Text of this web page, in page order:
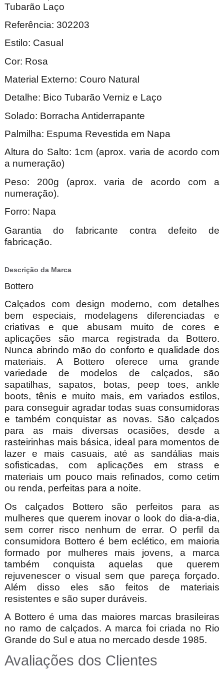
Tubarão Laço
Referência: 302203
Estilo: Casual
Cor: Rosa
Material Externo: Couro Natural
Detalhe: Bico Tubarão Verniz e Laço
Solado: Borracha Antiderrapante
Palmilha: Espuma Revestida em Napa
Altura do Salto: 1cm (aprox. varia de acordo com
a numeração)
Peso: 200g (aprox. varia de acordo com a
numeração).
Forro: Napa
Garantia do fabricante contra defeito de
fabricação.
Descrição da Marca
Bottero
Calçados com design moderno, com detalhes
bem especiais, modelagens diferenciadas e
criativas e que abusam muito de cores e
aplicações são marca registrada da Bottero.
Nunca abrindo mão do conforto e qualidade dos
materiais. A Bottero oferece uma grande
variedade de modelos de calçados, são
sapatilhas, sapatos, botas, peep toes, ankle
boots, tênis e muito mais, em variados estilos,
para conseguir agradar todas suas consumidoras
e também conquistar as novas. São calçados
para as mais diversas ocasiões, desde a
rasteirinhas mais básica, ideal para momentos de
lazer e mais casuais, até as sandálias mais
sofisticadas, com aplicações em strass e
materiais um pouco mais refinados, como cetim
ou renda, perfeitas para a noite.
Os calçados Bottero são perfeitos para as
mulheres que querem inovar o look do dia-a-dia,
sem correr risco nenhum de errar. O perfil da
consumidora Bottero é bem eclético, em maioria
formado por mulheres mais jovens, a marca
também conquista aquelas que querem
rejuvenescer o visual sem que pareça forçado.
Além disso eles são feitos de materiais
resistentes e são super duráveis.
A Bottero é uma das maiores marcas brasileiras
no ramo de calçados. A marca foi criada no Rio
Grande do Sul e atua no mercado desde 1985.
Avaliações dos Clientes